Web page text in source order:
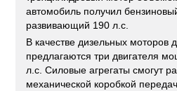
автомобиль получил
развивающий 190 л.с.
В качестве дизельных моторов
предлагаются три двигателя
л.с. Силовые агрегаты смогут
механической коробкой